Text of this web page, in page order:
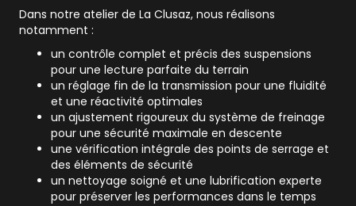
Dans notre atelier de La Clusaz, nous réalisons
notamment :
un contrôle complet et précis des suspensions
pour une lecture parfaite du terrain
un réglage fin de la transmission pour une fluidité
et une réactivité optimales
un ajustement rigoureux du système de freinage
pour une sécurité maximale en descente
une vérification intégrale des points de serrage et
des éléments de sécurité
un nettoyage soigné et une lubrification experte
pour préserver les performances dans le temps